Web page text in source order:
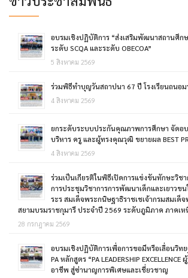
อบรมเชิงปฏิบัติการ “ส่งเสริมพัฒนาสถานศึก
ระดับ SCQA และระดับ OBECOA”
5 สิงหาคม 2569
ร่วมพิธีทำบุญวันสถาปนา 67 ปี โรงเรียนถนอม
4 สิงหาคม 2569
ยกระดับระบบประกันคุณภาพการศึกษา จัดอ
บริหาร ครู และผู้ทรงคุณวุฒิ ขยายผล BEST
4 สิงหาคม 2569
ร่วมเป็นเกียรติในพิธีเปิดการแข่งขันทักษะวิช
การประชุมวิชาการการพัฒนาเด็กและเยาวข
ระร สมเด็จพระกนิษฐาธิราชเชเจ้ากรมสมเด็
สยามบรมราชกุมารี ประจำปี 2569 ระดับภูมิภาค ภาคเห
28 กรกฎาคม 2569
อบรมเชิงปฏิบัติการเพื่อการขอมีหรือเลื่อนวิ
PA หลักสูตร “PA LEADERSHIP
อาชีพ สู่ซ่านาญการพิเศษและเชี่ยวชาญ